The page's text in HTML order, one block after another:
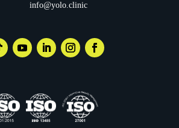
info@yolo.clinic